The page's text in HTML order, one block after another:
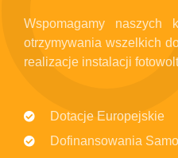
Wspomagamy naszych
otrzymywania wszelkich
realizacje instalacji
Dotacje Europejskie
Dofinansowania